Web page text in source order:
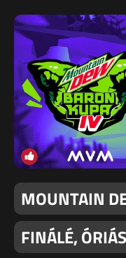
MOUNTAIN
FINÁLÉ,